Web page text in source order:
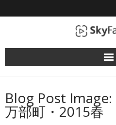
使用機（ドローン）
業務実績
Blog Post Image:
万部町・2015春